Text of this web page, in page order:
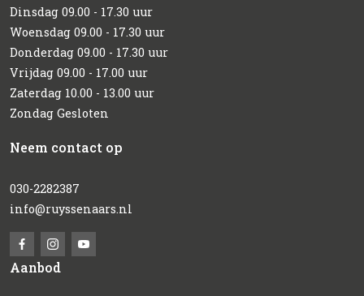
Dinsdag 09.00 - 17.30 uur
Woensdag 09.00 - 17.30 uur
Donderdag 09.00 - 17.30 uur
Vrijdag 09.00 - 17.00 uur
Zaterdag 10.00 - 13.00 uur
Zondag Gesloten
Neem contact op
030-2282387
info@ruyssenaars.nl
Aanbod